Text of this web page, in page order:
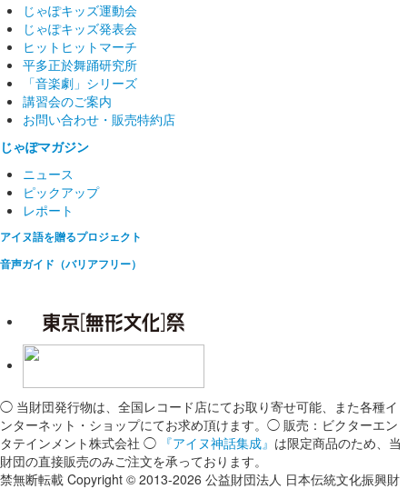
じゃぽキッズ運動会
じゃぽキッズ発表会
ヒットヒットマーチ
平多正於舞踊研究所
「音楽劇」シリーズ
講習会のご案内
お問い合わせ・販売特約店
じゃぽマガジン
ニュース
ピックアップ
レポート
アイヌ語を贈るプロジェクト
音声ガイド（バリアフリー）
◯ 当財団発行物は、全国レコード店にてお取り寄せ可能、また各種イ
ンターネット・ショップにてお求め頂けます。◯ 販売：ビクターエン
タテインメント株式会社 ◯ 『アイヌ神話集成』 は限定商品のため、当
財団の直接販売のみご注文を承っております。
禁無断転載 Copyright © 2013-2026 公益財団法人 日本伝統文化振興財